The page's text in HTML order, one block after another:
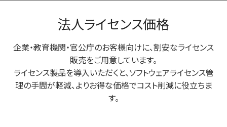
法人ライセンス価格
企業・教育機関・官公庁のお客様向けに、割安なライセンス
販売をご用意しています。
ライセンス製品を導入いただくと、ソフトウェアライセンス管
理の手間が軽減、よりお得な価格でコスト削減に役立ちま
す。